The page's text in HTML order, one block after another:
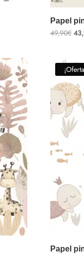
Papel
49,90€ El
Papel